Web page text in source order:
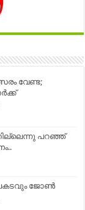
വേണ്ട;
പറഞ്ഞ്
ജോൺ